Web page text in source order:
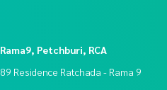
Rama9, Petchburi, RCA
89 Residence Ratchada - Rama 9